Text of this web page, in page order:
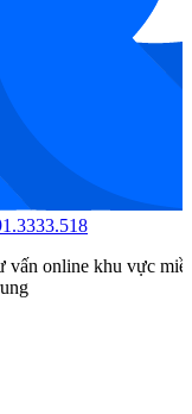
vấn online khu vực